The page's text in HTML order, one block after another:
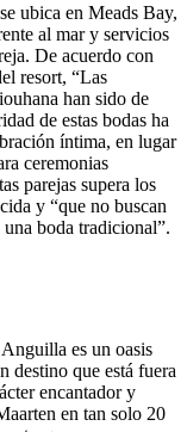
ubica en Meads Bay,
al mar y servicios
De acuerdo con
resort, “Las
han sido de
de estas bodas ha
íntima, en lugar
ceremonias
parejas supera los
y “que no buscan
boda tradicional”.
es un oasis
destino que está fuera
encantador y
en tan solo 20